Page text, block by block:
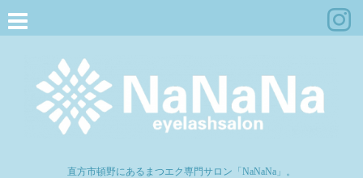
直方市頓野にあるまつエク専門サロン「NaNaNa」。